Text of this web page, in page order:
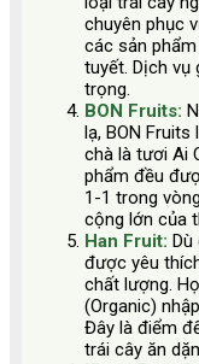
chuyên phục
các sản
tuyết. Dịch vụ
trọng.
BON Fruits:
lạ, BON
chà là tươi Ai
phẩm đều
1-1 trong
cộng lớn của
Han Fruit: Dù
được yêu
chất lượng.
(Organic)
Đây là điểm
trái cây ăn